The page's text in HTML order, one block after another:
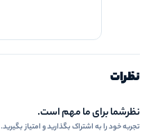
نظرات
نظرشما برای ما مهم است.
تجربه خود را به اشتراک بگذارید و امتیاز بگیرید.